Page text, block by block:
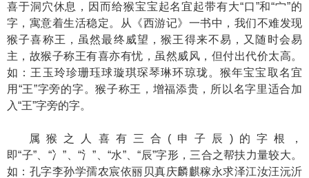
喜于洞穴休息，因而给猴宝宝起名宜起带有大“口”和“宀”的
字，寓意着生活稳定。从《西游记》一书中，我们不难发现
猴子喜称王，虽然最终威望，猴王得来不易，又随时会易
主，故猴子称王有喜亦有忧，虽然威风，但付出代价太高。
如：王玉玲珍珊珏球璇琪琛琴琳环琼珑。猴年宝宝取名宜
用“王”字旁的字。猴子称王，增福添贵，所以名字里适合加
入“王”字旁的字。
属猴之人喜有三合(申子辰)的字根，
即“子”、“冫”、“氵”、“水”、“辰”字形，三合之帮扶力量较大。
如：孔字李孙学孺农宸依丽贝真庆麟麒稼永求泽江汝汪沅沂